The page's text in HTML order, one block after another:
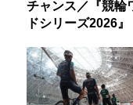
チャンス／『競輪
ドシリーズ2026』